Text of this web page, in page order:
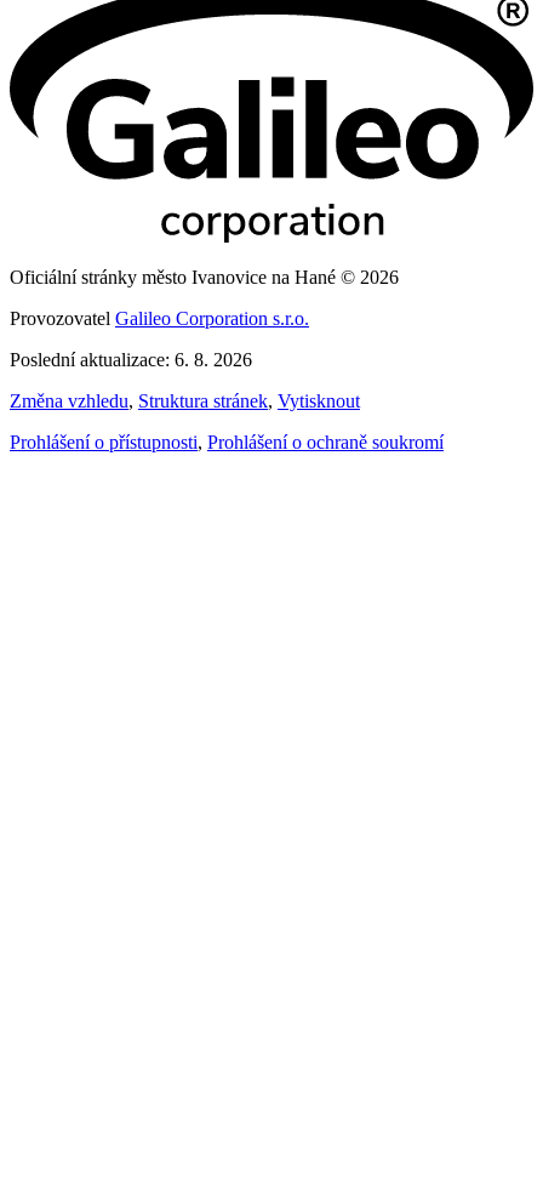
Oficiální stránky město Ivanovice na Hané © 2026
Provozovatel Galileo Corporation s.r.o.
Poslední aktualizace: 6. 8. 2026
Změna vzhledu, Struktura stránek, Vytisknout
Prohlášení o přístupnosti, Prohlášení o ochraně soukromí